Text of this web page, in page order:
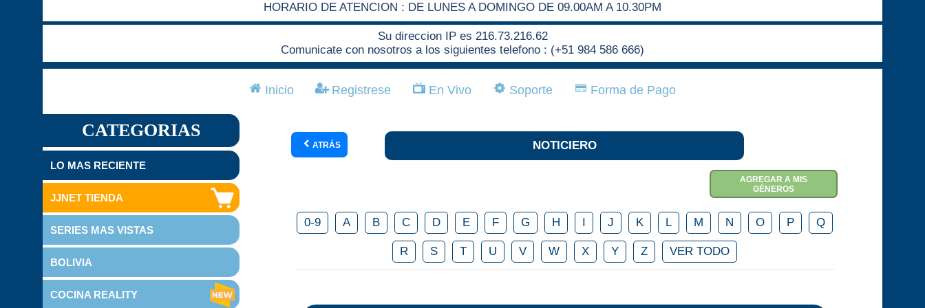
HORARIO DE ATENCION : DE LUNES A DOMINGO DE 09.00AM A 10.30PM
Su direccion IP es 216.73.216.62
Comunicate con nosotros a los siguientes telefono : (+51 984 586 666)
Inicio Registrese En Vivo Soporte Forma de Pago
CATEGORIAS
LO MAS RECIENTE
JJNET TIENDA
SERIES MAS VISTAS
BOLIVIA
COCINA REALITY
NOTICIERO
AGREGAR A MIS
GÉNEROS
ATRÁS
0-9 A B C D E F G H I J K L M N O P Q
R S T U V W X Y Z VER TODO